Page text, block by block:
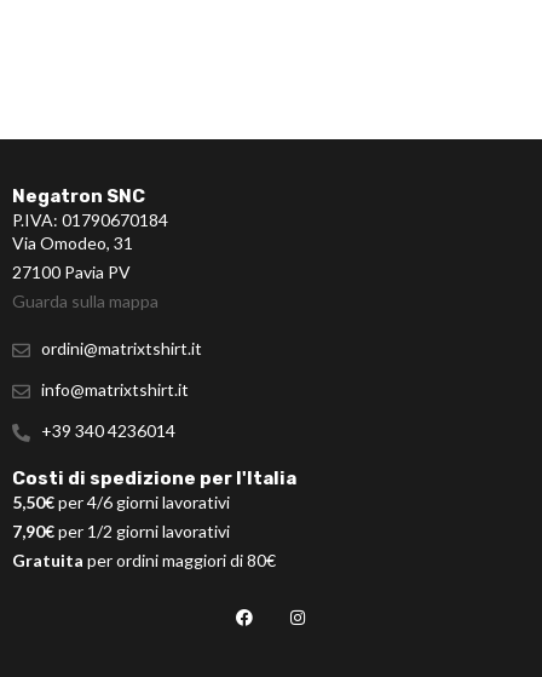
Negatron SNC
P.IVA: 01790670184
Via Omodeo, 31
27100 Pavia PV
Guarda sulla mappa
ordini@matrixtshirt.it
info@matrixtshirt.it
+39 340 4236014
Costi di spedizione per l'Italia
5,50€per 4/6 giorni lavorativi
7,90€per 1/2 giorni lavorativi
Gratuita per ordini maggiori di 80€